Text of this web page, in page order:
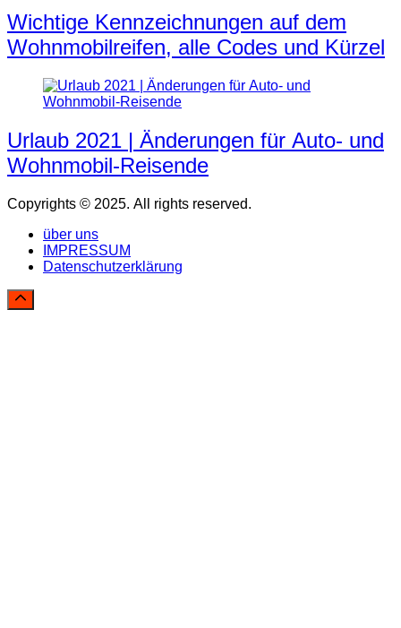
Wichtige Kennzeichnungen auf dem
Wohnmobilreifen, alle Codes und Kürzel
Urlaub 2021 | Änderungen für Auto- und
Wohnmobil-Reisende
Copyrights © 2025. All rights reserved.
über uns
IMPRESSUM
Datenschutzerklärung